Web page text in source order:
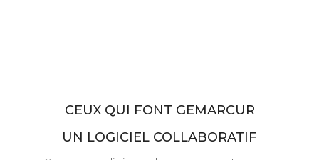
CEUX QUI FONT GEMARCUR
UN LOGICIEL COLLABORATIF